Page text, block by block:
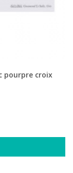
pourpre croix